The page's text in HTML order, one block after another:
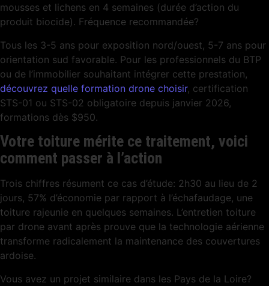
mousses et lichens en 4 semaines (durée d’action du
produit biocide). Fréquence recommandée?
Tous les 3-5 ans pour exposition nord/ouest, 5-7 ans pour
orientation sud favorable. Pour les professionnels du BTP
ou de l’immobilier souhaitant intégrer cette prestation,
découvrez quelle formation drone choisir, certification
STS-01 ou STS-02 obligatoire depuis janvier 2026,
formations dès $950.
Votre toiture mérite ce traitement, voici
comment passer à l’action
Trois chiffres résument ce cas d’étude: 2h30 au lieu de 2
jours, 57% d’économie par rapport à l’échafaudage, une
toiture rajeunie en quelques semaines. L’entretien toiture
par drone avant après prouve que la technologie aérienne
transforme radicalement la maintenance des couvertures
ardoise.
Vous avez un projet similaire dans les Pays de la Loire?